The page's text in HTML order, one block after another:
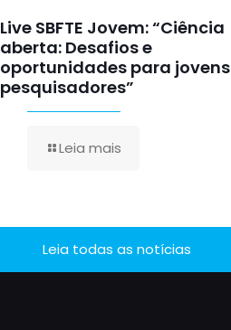
Live SBFTE Jovem: “Ciência
aberta: Desafios e
oportunidades para jovens
pesquisadores”
Leia mais
Leia todas as notícias